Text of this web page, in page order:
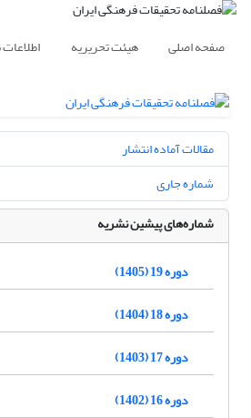
صفحه اصلی هیئت تحریریه
مقالات آماده انتشار
شماره جاری
شماره‌های پیشین نشریه
دوره 19 (1405)
دوره 18 (1404)
دوره 17 (1403)
دوره 16 (1402)